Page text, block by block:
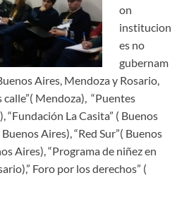
on
institucion
es no
gubernam
Aires, Mendoza y Rosario,
Mendoza), “Puentes
“Fundación La Casita” ( Buenos
Aires), “Red Sur”( Buenos
Aires), “Programa de niñez en
Foro por los derechos” (